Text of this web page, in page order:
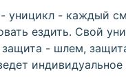
- уницикл - каждый
ездить. Свой
- шлем,
индивидуальное